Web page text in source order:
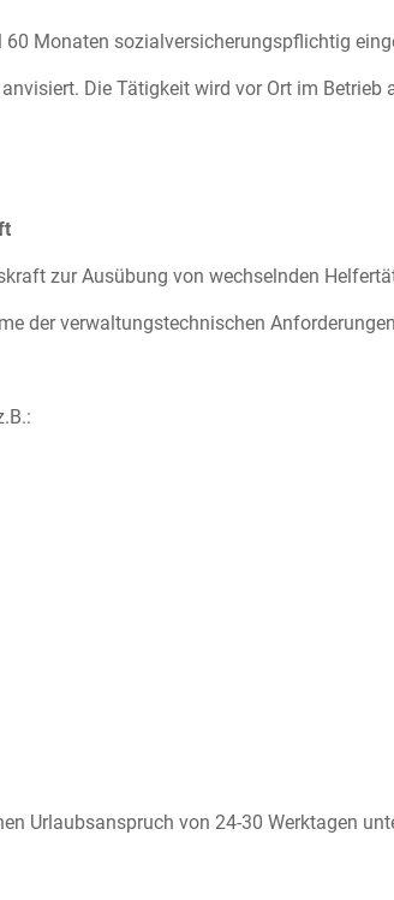
Monaten sozialversicherungspflichtig
Die Tätigkeit wird vor Ort im
zur Ausübung von wechselnden
der verwaltungstechnischen
Urlaubsanspruch von 24-30 Werktagen